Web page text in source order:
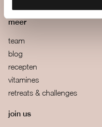
meer
team
blog
recepten
vitamines
retreats & challenges
join us